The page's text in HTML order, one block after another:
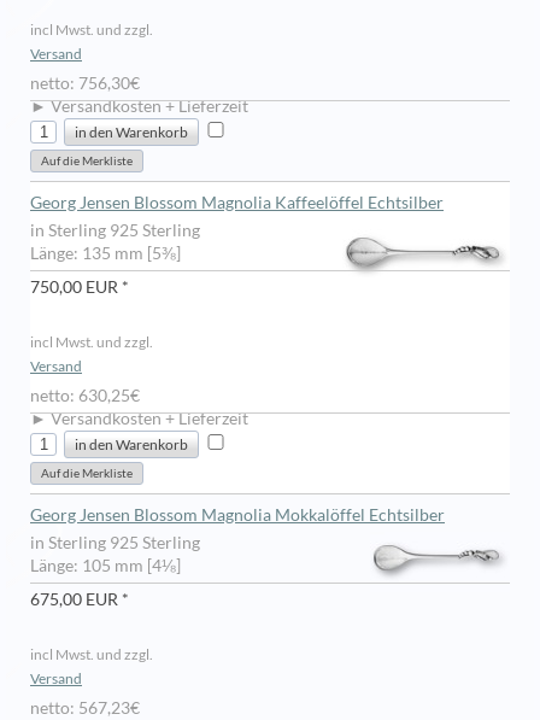
incl Mwst. und zzgl.
Versand
netto: 756,30€
► Versandkosten + Lieferzeit
Georg Jensen Blossom Magnolia Kaffeelöffel Echtsilber
in Sterling 925 Sterling
Länge: 135 mm [5⅜]
750,00 EUR *
incl Mwst. und zzgl.
Versand
netto: 630,25€
► Versandkosten + Lieferzeit
Georg Jensen Blossom Magnolia Mokkalöffel Echtsilber
in Sterling 925 Sterling
Länge: 105 mm [4⅛]
675,00 EUR *
incl Mwst. und zzgl.
Versand
netto: 567,23€